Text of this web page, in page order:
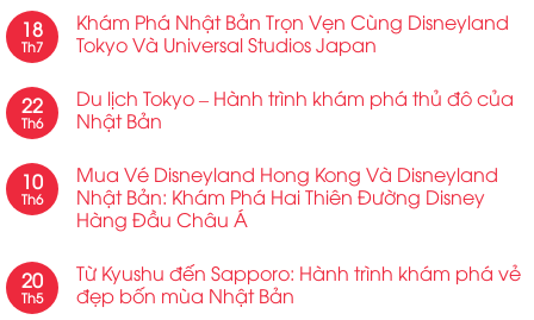
18
Th7
Khám Phá Nhật Bản Trọn Vẹn Cùng Disneyland
Tokyo Và Universal Studios Japan
22
Th6
Du lịch Tokyo – Hành trình khám phá thủ đô của
Nhật Bản
10
Th6
Mua Vé Disneyland Hong Kong Và Disneyland
Nhật Bản: Khám Phá Hai Thiên Đường Disney
Hàng Đầu Châu Á
20
Th5
Từ Kyushu đến Sapporo: Hành trình khám phá vẻ
đẹp bốn mùa Nhật Bản